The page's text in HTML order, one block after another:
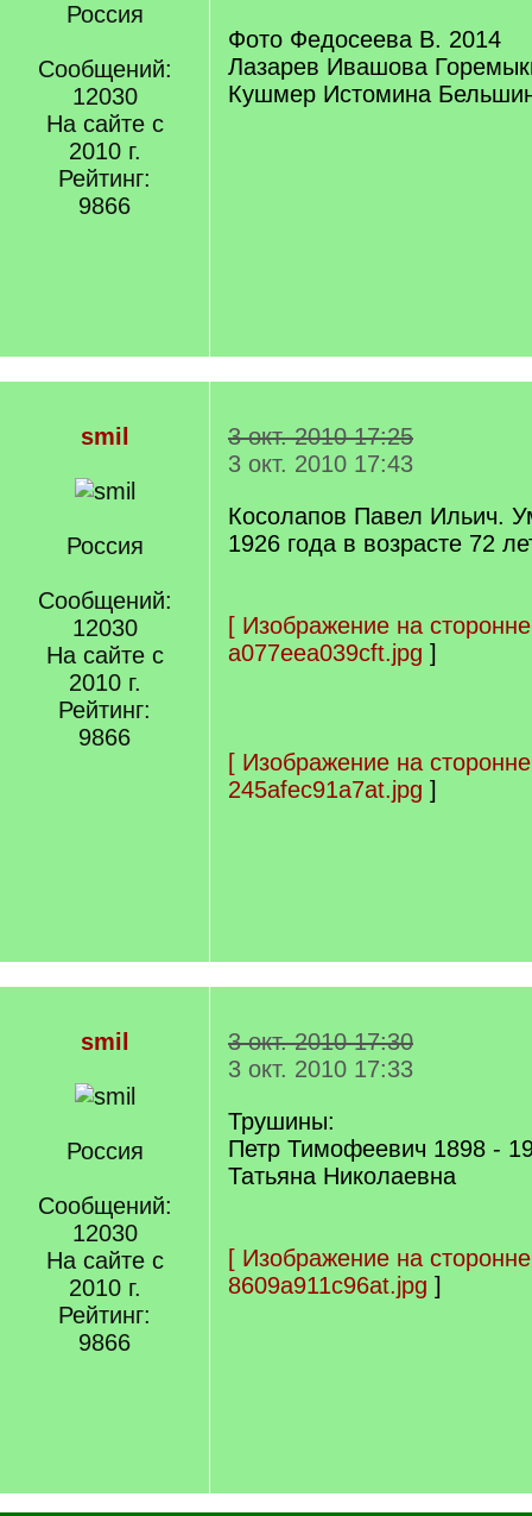
Россия
Сообщений:
12030
На сайте с
2010 г.
Рейтинг:
9866
Фото Федосеева В. 2014
Лазарев Ивашова
Кушмер Истомина
smil
Россия
Сообщений:
12030
На сайте с
2010 г.
Рейтинг:
9866
3 окт. 2010 17:25
3 окт. 2010 17:43
Косолапов Павел Ильич.
1926 года в возрасте 72
[ Изображение на
a077eea039cft.jpg ]
[ Изображение на
245afec91a7at.jpg ]
smil
Россия
Сообщений:
12030
На сайте с
2010 г.
Рейтинг:
9866
3 окт. 2010 17:30
3 окт. 2010 17:33
Трушины:
Петр Тимофеевич 1898 -
Татьяна Николаевна
[ Изображение на
8609a911c96at.jpg ]